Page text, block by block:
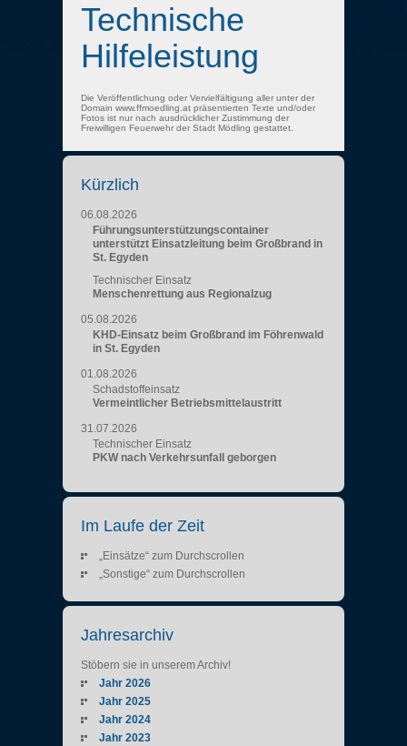
Technische
Hilfeleistung
Die Veröffentlichung oder Vervielfältigung aller unter der
Domain www.ffmoedling.at präsentierten Texte und/oder
Fotos ist nur nach ausdrücklicher Zustimmung der
Freiwilligen Feuerwehr der Stadt Mödling gestattet.
Kürzlich
06.08.2026
Führungsunterstützungscontainer
unterstützt Einsatzleitung beim Großbrand in
St. Egyden
Technischer Einsatz
Menschenrettung aus Regionalzug
05.08.2026
KHD-Einsatz beim Großbrand im Föhrenwald
in St. Egyden
01.08.2026
Schadstoffeinsatz
Vermeintlicher Betriebsmittelaustritt
31.07.2026
Technischer Einsatz
PKW nach Verkehrsunfall geborgen
Im Laufe der Zeit
„Einsätze“ zum Durchscrollen
„Sonstige“ zum Durchscrollen
Jahresarchiv
Stöbern sie in unserem Archiv!
Jahr 2026
Jahr 2025
Jahr 2024
Jahr 2023